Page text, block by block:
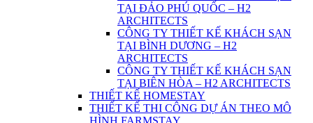
TẠI ĐẢO PHÚ QUỐC – H2
ARCHITECTS
CÔNG TY THIẾT KẾ KHÁCH SẠN
TẠI BÌNH DƯƠNG – H2
ARCHITECTS
CÔNG TY THIẾT KẾ KHÁCH SẠN
TẠI BIÊN HÒA – H2 ARCHITECTS
THIẾT KẾ HOMESTAY
THIẾT KẾ THI CÔNG DỰ ÁN THEO MÔ